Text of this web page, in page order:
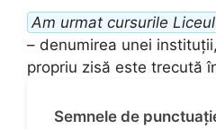
Am urmat cursurile
– denumirea unei
propriu zisă este trecută
Semnele de